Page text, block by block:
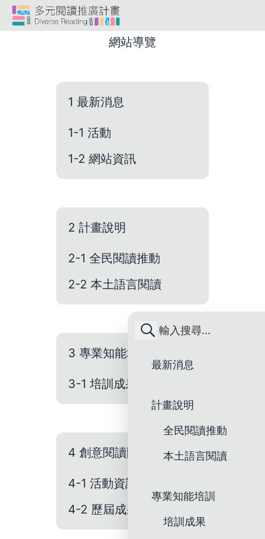
多元閱讀推廣計畫
最新消息
計畫說明
全民閱讀推動
本土語言閱讀
專業知能培訓
培訓成果
網站導覽
1 最新消息
1-1 活動
1-2 網站資訊
2 計畫說明
2-1 全民閱讀推動
2-2 本土語言閱讀
3 專業知能培訓
3-1 培訓成果
4 創意閱讀開麥
4-1 活動資訊
4-2 歷屆成果